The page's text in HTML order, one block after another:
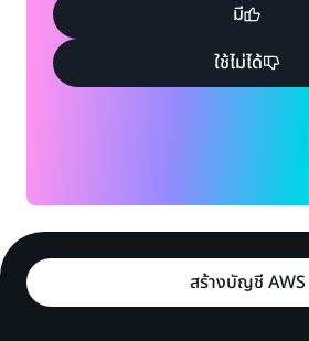
มี
ใช้ไม่ได้
สร้างบัญชี AWS